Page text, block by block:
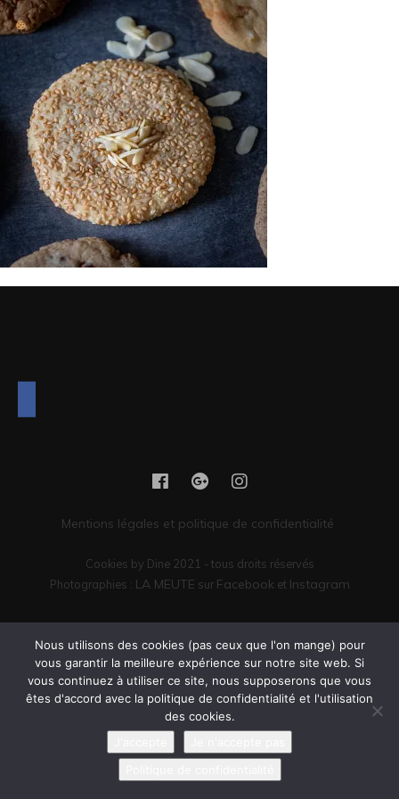
Mentions légales et politique de confidentialité
Cookies by Dine 2021 - tous droits réservés
Photographies : LA MEUTE sur Facebook et Instagram
Vous êtes encore là ? Il serait peut-être temps de passer commande.
Nous utilisons des cookies (pas ceux que l'on mange) pour
vous garantir la meilleure expérience sur notre site web. Si
vous continuez à utiliser ce site, nous supposerons que vous
êtes d'accord avec la politique de confidentialité et l'utilisation
des cookies.